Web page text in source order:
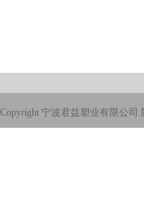
Copyright 宁波君益塑业有限公司